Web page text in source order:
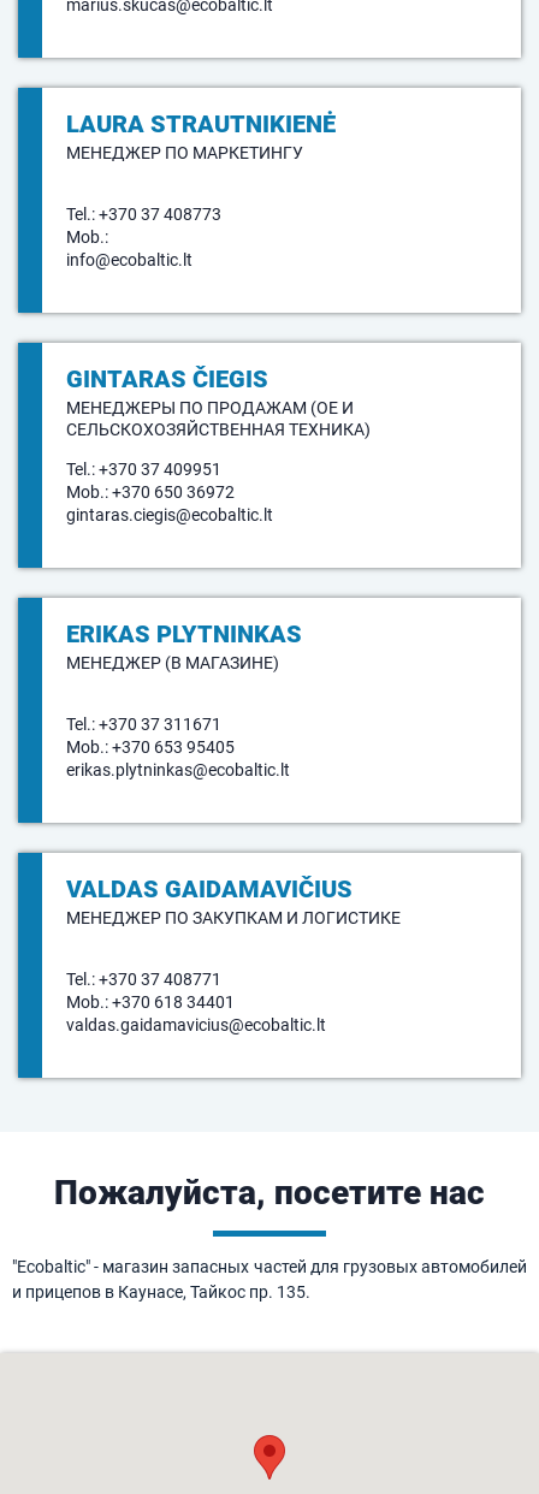
marius.skucas@ecobaltic.lt
LAURA STRAUTNIKIENĖ
МЕНЕДЖЕР ПО МАРКЕТИНГУ
Tel.:+370 37 408773
Mob.:
info@ecobaltic.lt
GINTARAS ČIEGIS
МЕНЕДЖЕРЫ ПО ПРОДАЖАМ (OE И
СЕЛЬСКОХОЗЯЙСТВЕННАЯ ТЕХНИКА)
Tel.:+370 37 409951
Mob.:+370 650 36972
gintaras.ciegis@ecobaltic.lt
ERIKAS PLYTNINKAS
МЕНЕДЖЕР (В МАГАЗИНЕ)
Tel.:+370 37 311671
Mob.:+370 653 95405
erikas.plytninkas@ecobaltic.lt
VALDAS GAIDAMAVIČIUS
МЕНЕДЖЕР ПО ЗАКУПКАМ И ЛОГИСТИКЕ
Tel.:+370 37 408771
Mob.:+370 618 34401
valdas.gaidamavicius@ecobaltic.lt
Пожалуйста, посетите нас
"Ecobaltic" - магазин запасных частей для грузовых автомобилей
и прицепов в Каунасе, Тайкос пр. 135.